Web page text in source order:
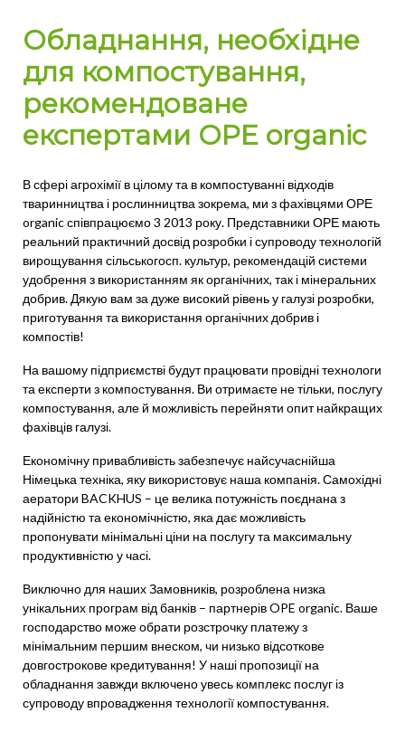
Обладнання, необхідне
для компостування,
рекомендоване
експертами OPE organic
В сфері агрохімії в цілому та в компостуванні відходів
тваринництва і рослинництва зокрема, ми з фахівцями ОРЕ
organic співпрацюємо 3 2013 року. Представники ОРЕ мають
реальний практичний досвід розробки і супроводу технологій
вирощування сільськогосп. культур, рекомендацій системи
удобрення з використанням як органічних, так і мінеральних
добрив. Дякую вам за дуже високий рівень у галузі розробки,
приготування та використання органічних добрив і
компостів!
На вашому підприємстві будут працювати провідні технологи
та експерти з компостування. Ви отримаєте не тільки, послугу
компостування, але й можливість перейняти опит найкращих
фахівців галузі.
Економічну привабливість забезпечує найсучаснійша
Німецька техніка, яку використовує наша компанія. Самохідні
аератори BACKHUS – це велика потужність поєднана з
надійністю та економічністю, яка дає можливість
пропонувати мінімальні ціни на послугу та максимальну
продуктивністю у часі.
Виключно для наших Замовників, розроблена низка
унікальних програм від банків – партнерів OPE organic. Ваше
господарство може обрати розстрочку платежу з
мінімальним першим внеском, чи низько відсоткове
довгострокове кредитування! У наші пропозиції на
обладнання завжди включено увесь комплекс послуг із
супроводу впровадження технології компостування.